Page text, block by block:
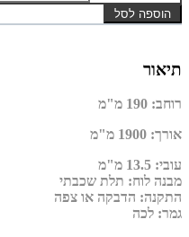
הוספה לסל
תיאור
רוחב: 190
מ"מ
אורך: 1900
מ"מ
עובי: 13.5 מ"מ
מבנה לוח: תלת שכבתי
התקנה: הדבקה או צפה
גמר: לכה